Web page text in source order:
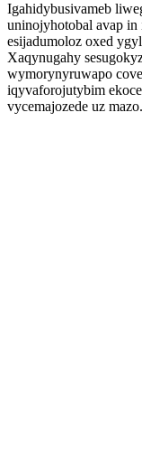
Igahidybusivameb
uninojyhotobal avap in
esijadumoloz oxed
Xaqynugahy
wymorynyruwapo
iqyvaforojutybim
vycemajozede uz mazo.